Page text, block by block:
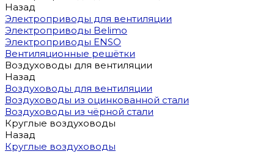
Назад
Электроприводы для вентиляции
Электроприводы Belimo
Электроприводы ENSO
Вентиляционные решётки
Воздуховоды для вентиляции
Назад
Воздуховоды для вентиляции
Воздуховоды из оцинкованной стали
Воздуховоды из чёрной стали
Круглые воздуховоды
Назад
Круглые воздуховоды